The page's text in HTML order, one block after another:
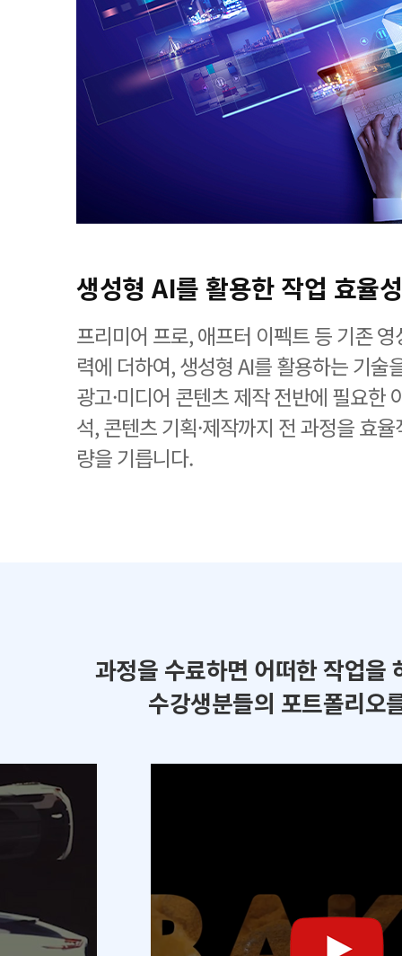
생성형 AI를 활용한 작업 효율
프리미어 프로, 애프터 이펙트 등 기존
력에 더하여, 생성형 AI를 활용하는 기술
광고·미디어 콘텐츠 제작 전반에 필요한
석, 콘텐츠 기획·제작까지 전 과정을 효
량을 기릅니다.
과정을 수료하면 어떠한 작업을
수강생분들의 포트폴리오